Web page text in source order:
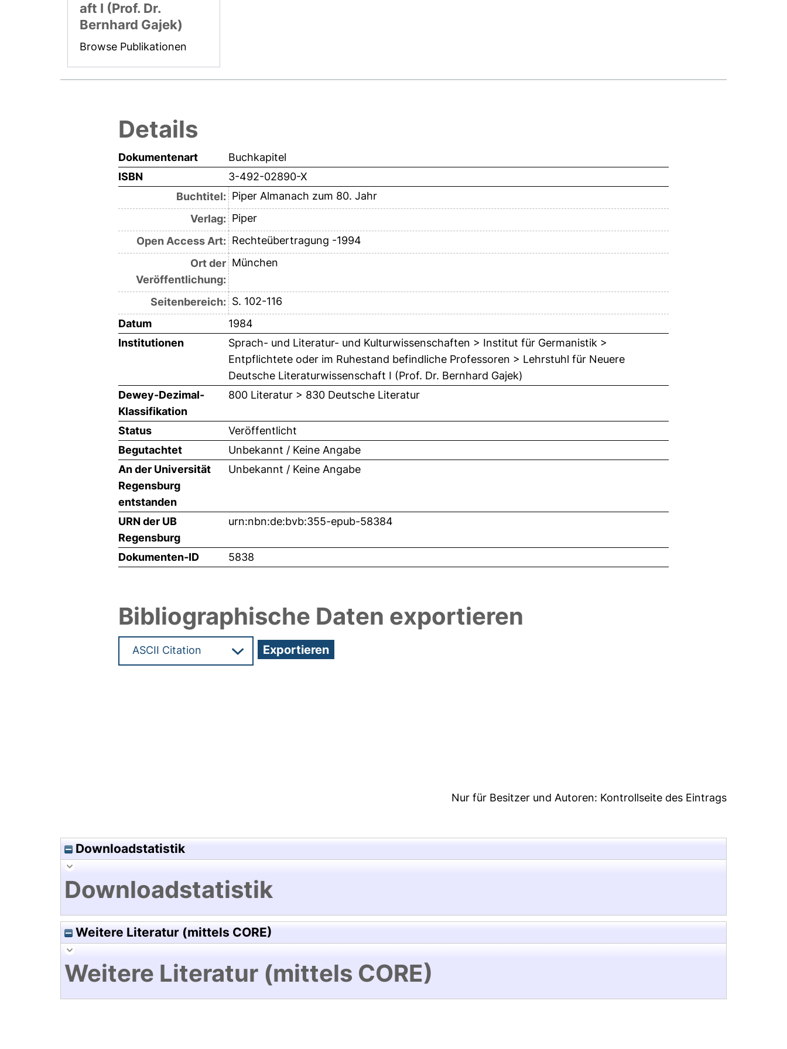
aft I (Prof. Dr.
Bernhard Gajek)
Browse Publikationen
Details
Dokumentenart
Buchkapitel
ISBN
3-492-02890-X
Buchtitel: Piper Almanach zum 80. Jahr
Verlag: Piper
Open Access Art: Rechteübertragung -1994
Ort der
Veröffentlichung:
München
Seitenbereich: S. 102-116
Datum
1984
Institutionen
Sprach- und Literatur- und Kulturwissenschaften > Institut für Germanistik >
Entpflichtete oder im Ruhestand befindliche Professoren > Lehrstuhl für Neuere
Deutsche Literaturwissenschaft I (Prof. Dr. Bernhard Gajek)
Dewey-Dezimal-
Klassifikation
800 Literatur > 830 Deutsche Literatur
Status
Veröffentlicht
Begutachtet
Unbekannt / Keine Angabe
An der Universität
Regensburg
entstanden
Unbekannt / Keine Angabe
URN der UB
Regensburg
urn:nbn:de:bvb:355-epub-58384
Dokumenten-ID 5838
Bibliographische Daten exportieren
Nur für Besitzer und Autoren: Kontrollseite des Eintrags
Downloadstatistik
Downloadstatistik
Weitere Literatur (mittels CORE)
Weitere Literatur (mittels CORE)